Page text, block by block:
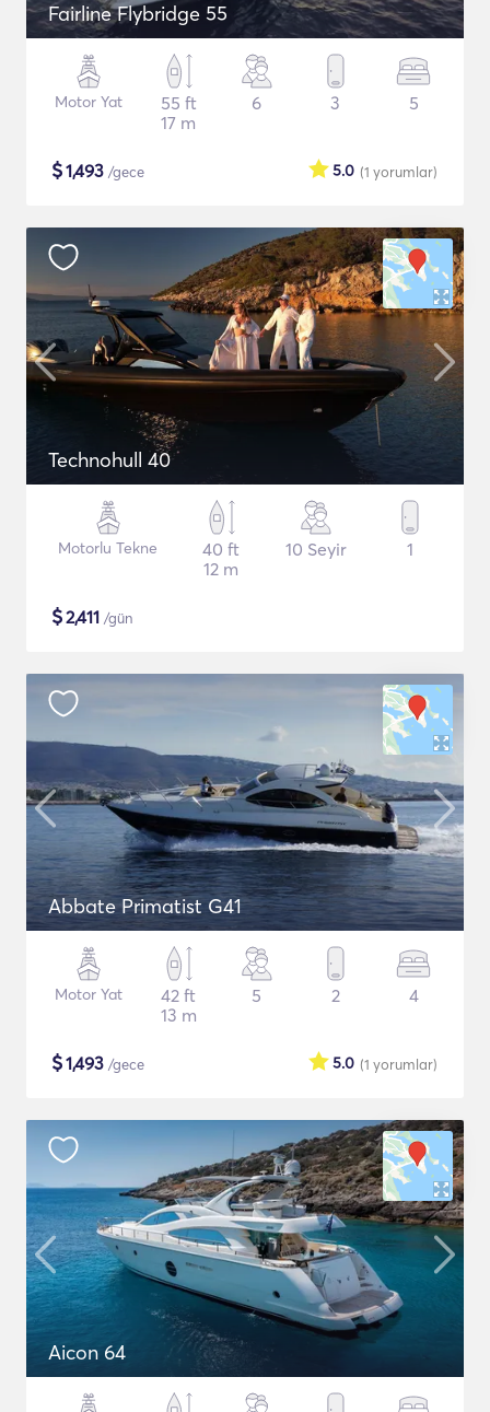
Fairline Flybridge 55
Motor Yat
55 ft
17 m
6 3 5
$1,493 /gece (1 yorumlar)
5.0
Technohull 40
Motorlu Tekne
40 ft
12 m
10 Seyir 1
$2,411 /gün
Abbate Primatist G41
Motor Yat
42 ft
13 m
5 2 4
$1,493 /gece (1 yorumlar)
5.0
Aicon 64